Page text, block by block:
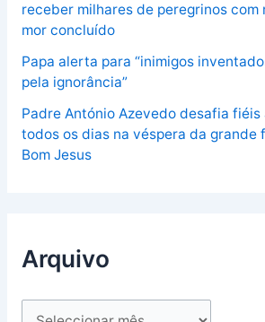
receber milhares de peregrinos
mor concluído
Papa alerta para “inimigos
pela ignorância”
Padre António Azevedo desafia
todos os dias na véspera da grande
Bom Jesus
Arquivo